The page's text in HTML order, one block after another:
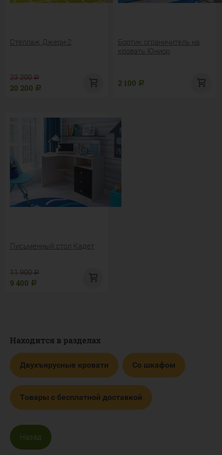
Стеллаж Джери-2
23 200 Р
20 200 Р
Бортик ограничитель на
кровать Юниор
2 100 Р
Письменный стол Кадет
11 900 Р
9 400 Р
Находится в разделах
Двухъярусные кровати Со шкафом
Товары с бесплатной доставкой
Назад